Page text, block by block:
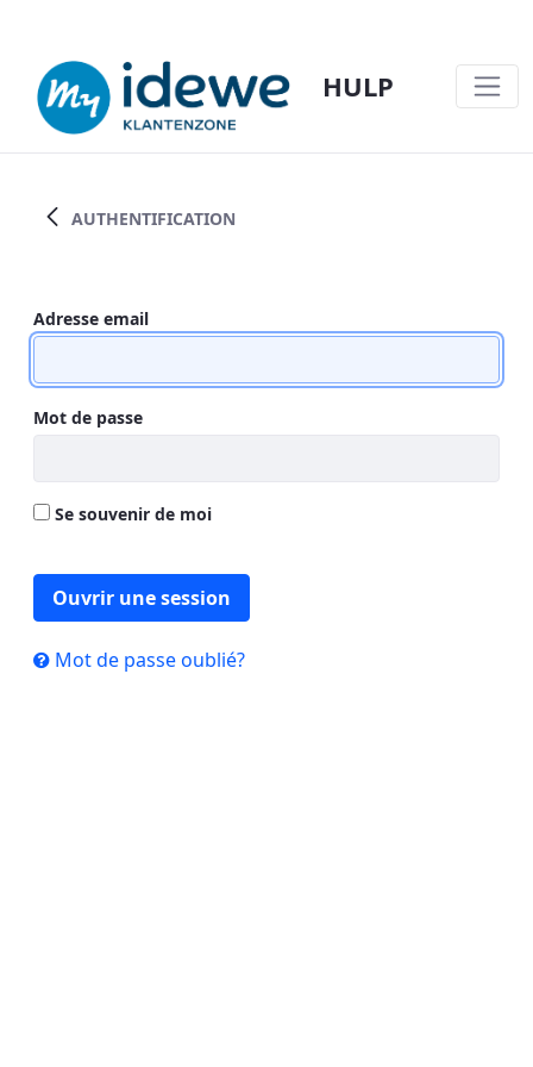
HULP
AUTHENTIFICATION
Authentification
Adresse email
Mot de passe
Se souvenir de moi
Ouvrir une session
Mot de passe oublié?